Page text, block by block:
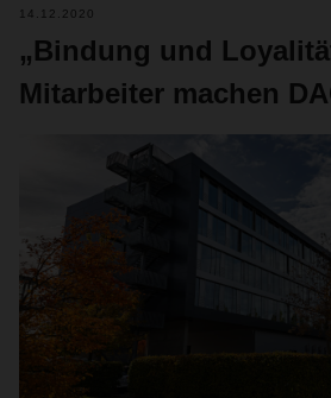
14.12.2020
„Bindung und
Mitarbeiter machen